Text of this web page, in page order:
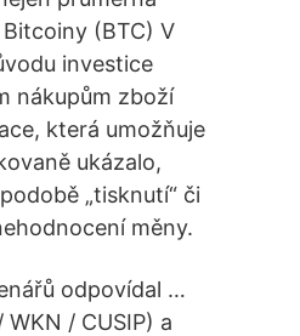
(BTC) V
investice
nákupům zboží
která umožňuje
ukázalo,
„tisknutí“ či
měny.
odpovídal …
/ CUSIP) a